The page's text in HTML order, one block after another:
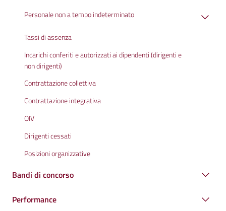
Personale non a tempo indeterminato
Tassi di assenza
Incarichi conferiti e autorizzati ai dipendenti (dirigenti e
non dirigenti)
Contrattazione collettiva
Contrattazione integrativa
OIV
Dirigenti cessati
Posizioni organizzative
Bandi di concorso
Performance